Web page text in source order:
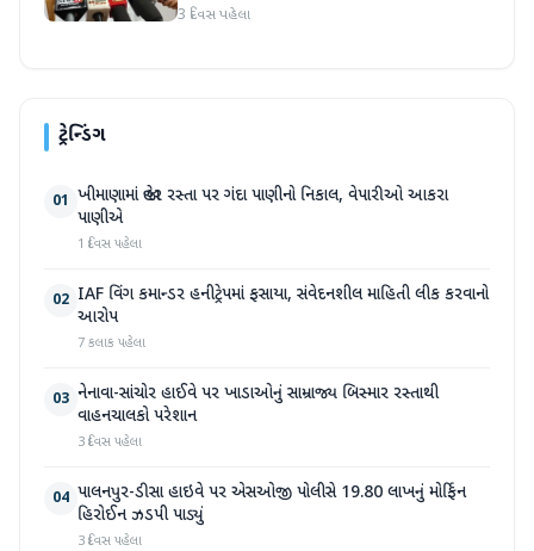
3 દિવસ પહેલા
ટ્રેન્ડિંગ
01 ખીમાણામાં જાહેર રસ્તા પર ગંદા પાણીનો નિકાલ, વેપારીઓ આકરા
પાણીએ
1 દિવસ પહેલા
02 IAF વિંગ કમાન્ડર હનીટ્રેપમાં ફસાયા, સંવેદનશીલ માહિતી લીક કરવાનો
આરોપ
7 કલાક પહેલા
03 નેનાવા-સાંચોર હાઈવે પર ખાડાઓનું સામ્રાજ્ય બિસ્માર રસ્તાથી
વાહનચાલકો પરેશાન
3 દિવસ પહેલા
04 પાલનપુર-ડીસા હાઇવે પર એસઓજી પોલીસે 19.80 લાખનું મોર્ફિન
હિરોઈન ઝડપી પાડ્યું
3 દિવસ પહેલા